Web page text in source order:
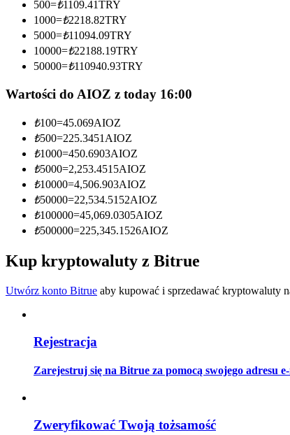
Kopiowanie Transakcji
Dołącz do najlepszych traderów
Zostań traderem kopiującym
Ciesz się podziałem zysków i prowizjami z kopiowania
Informacja
Analiza Big Data, w tym informacje handlowe itp.
500=₺1109.41TRY
1000=₺2218.82TRY
5000=₺11094.09TRY
10000=₺22188.19TRY
50000=₺110940.93TRY
Wartości do AIOZ z today 16:00
₺100=45.069AIOZ
₺500=225.3451 AIOZ
₺1000=450.6903AIOZ
₺5000=2,253.4515AIOZ
₺10000=4,506.903AIOZ
₺50000=22,534.5152AIOZ
₺100000=45,069.0305AIOZ
₺500000=225,345.1526AIOZ
Kup kryptowaluty z Bitrue
Utwórz konto Bitrue aby kupować i sprzedawać kryptowaluty
Rejestracja
Zarejestruj się na Bitrue za pomocą swojego adresu
Zweryfikować Twoją tożsamość